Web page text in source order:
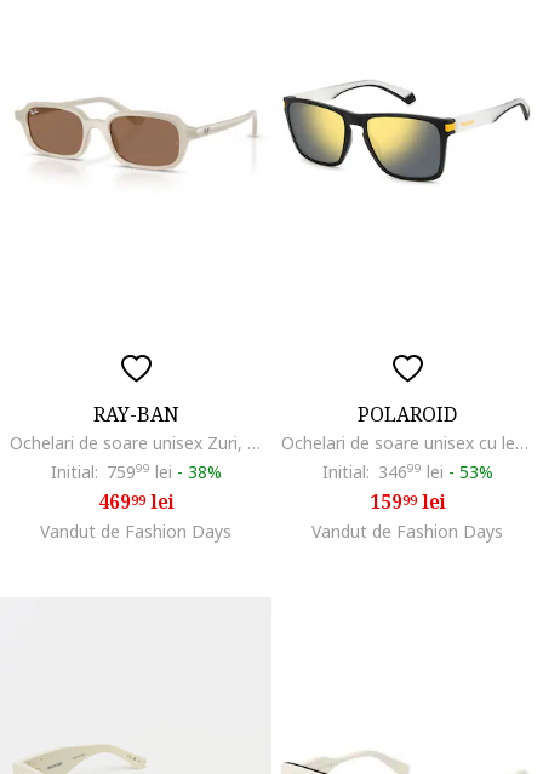
RAY-BAN
Ochelari de soare unisex Zuri, Alb fildes
Initial: 75999 lei - 38%
46999lei
Vandut de Fashion Days
POLAROID
Ochelari de soare unisex cu lentile oglinda polarizate, Alb/Negru
Initial: 34699 lei - 53%
15999lei
Vandut de Fashion Days